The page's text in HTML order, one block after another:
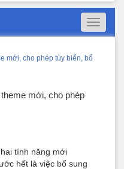
Toggle
mới, cho phép tùy biến, bổ
mới, cho phép
tính năng mới
hết là việc bổ sung